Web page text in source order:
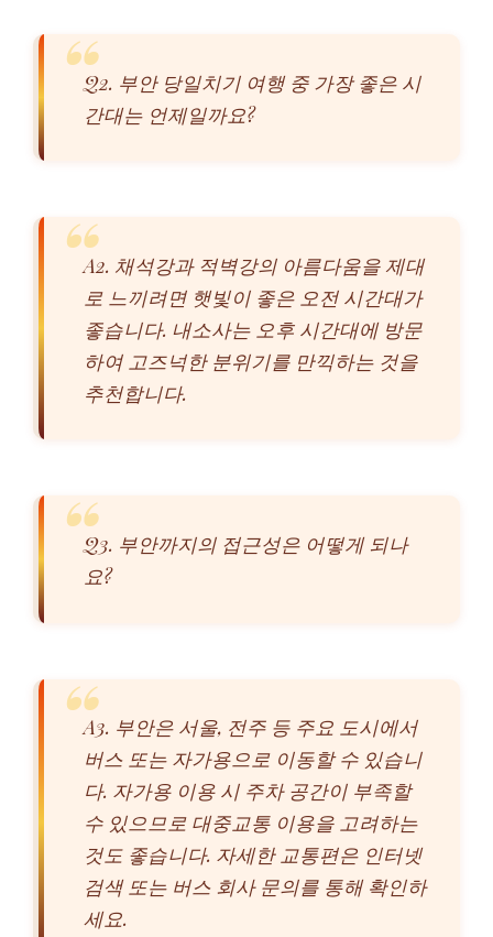
Q2. 부안 당일치기 여행 중 가장 좋은 시
간대는 언제일까요?
A2. 채석강과 적벽강의 아름다움을 제대
로 느끼려면 햇빛이 좋은 오전 시간대가
좋습니다. 내소사는 오후 시간대에 방문
하여 고즈넉한 분위기를 만끽하는 것을
추천합니다.
Q3. 부안까지의 접근성은 어떻게 되나
요?
A3. 부안은 서울, 전주 등 주요 도시에서
버스 또는 자가용으로 이동할 수 있습니
다. 자가용 이용 시 주차 공간이 부족할
수 있으므로 대중교통 이용을 고려하는
것도 좋습니다. 자세한 교통편은 인터넷
검색 또는 버스 회사 문의를 통해 확인하
세요.